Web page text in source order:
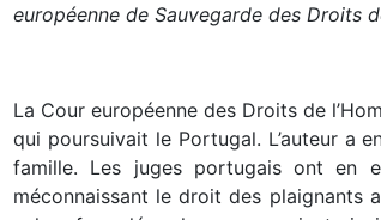
européenne de Sauvegarde des Droits
La Cour européenne des Droits de
qui poursuivait le Portugal. L’auteur a
famille. Les juges portugais ont en
méconnaissant le droit des plaignants